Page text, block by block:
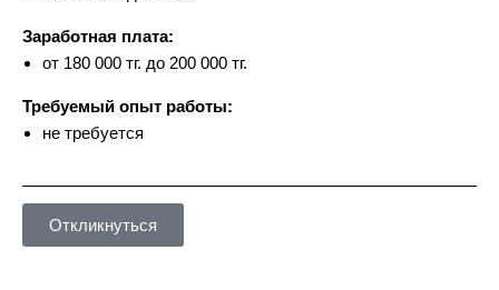
Заработная плата:
от 180 000 тг. до 200 000 тг.
Требуемый опыт работы:
не требуется
Откликнуться